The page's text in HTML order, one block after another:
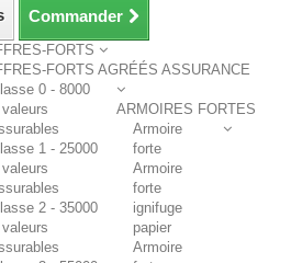
Commander
FORTS
FORTS AGRÉÉS ASSURANCE
0 - 8000
1 - 25000
2 - 35000
ARMOIRES FORTES
Armoire
forte
Armoire
forte
ignifuge
papier
Armoire